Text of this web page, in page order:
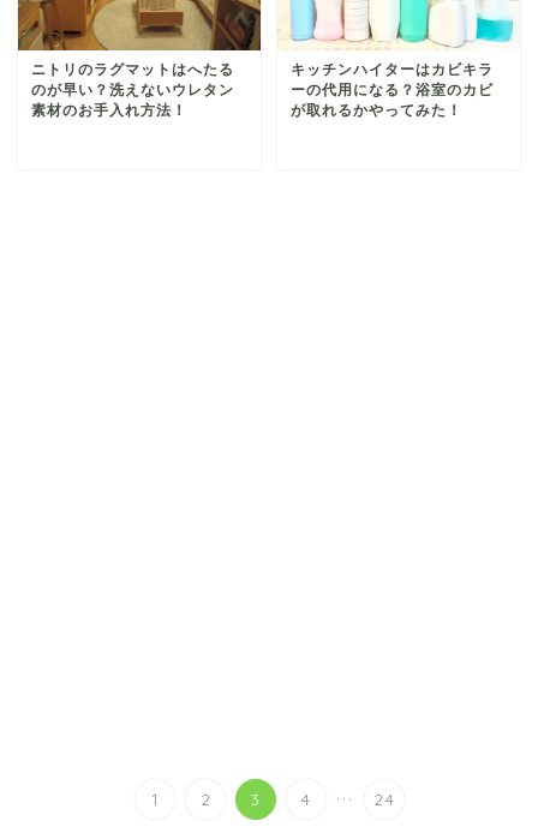
ニトリのラグマットはへたる
のが早い？洗えないウレタン
素材のお手入れ方法！
キッチンハイターはカビキラ
ーの代用になる？浴室のカビ
が取れるかやってみた！
1 2 3 4 ... 24